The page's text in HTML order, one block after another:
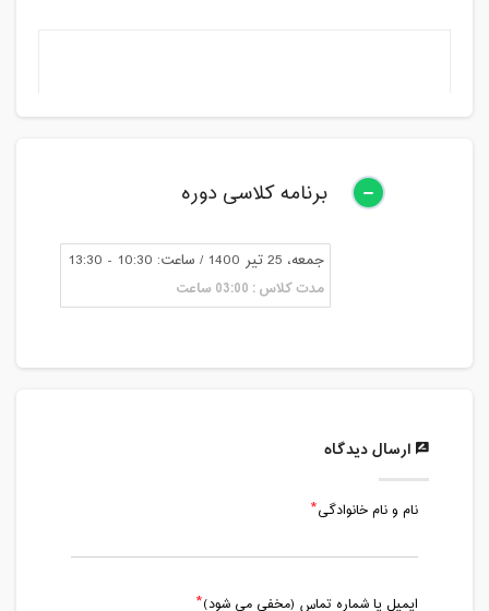
برنامه کلاسی دوره
جمعه، 25 تیر 1400 / ساعت: 10:30 - 13:30
مدت کلاس : 03:00 ساعت
ارسال دیدگاه
نام و نام خانوادگی
ایمیل یا شماره تماس (مخفی می شود)